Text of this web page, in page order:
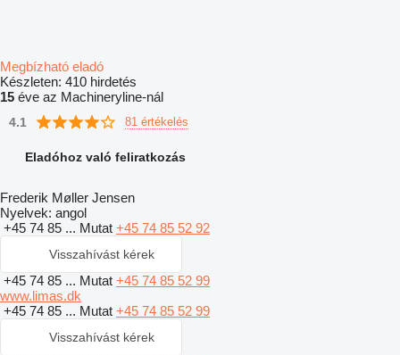
Megbízható eladó
Készleten: 410 hirdetés
15 éve az Machineryline-nál
4.1 81 értékelés
Eladóhoz való feliratkozás
Frederik Møller Jensen
Nyelvek: angol
+45 74 85 ... Mutat +45 74 85 52 92
Visszahívást kérek
+45 74 85 ... Mutat +45 74 85 52 99
www.limas.dk
+45 74 85 ... Mutat +45 74 85 52 99
Visszahívást kérek